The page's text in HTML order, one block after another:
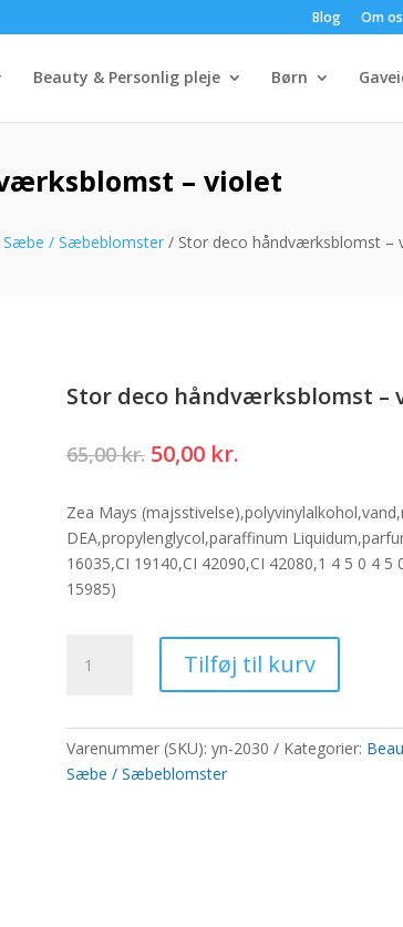
Blog Om os
Beauty & Personlig pleje Børn
– violet
Sæbe / Sæbeblomster/ Stor deco håndværksblomst –
Stor deco håndværksblomst –
65,00kr. Den
pris
var:
65,00 kr..
50,00 kr.Den
pris
er:
50,00 kr..
Zea Mays
DEA,propylenglycol,paraffinum
16035,CI 19140,CI 42090,CI 42080,1 4 5 0 4 5
15985)
deco
håndværksblomst
violet
antal
Tilføj til kurv
Varenummer (SKU): yn-2030 Kategorier:
Sæbe / Sæbeblomster